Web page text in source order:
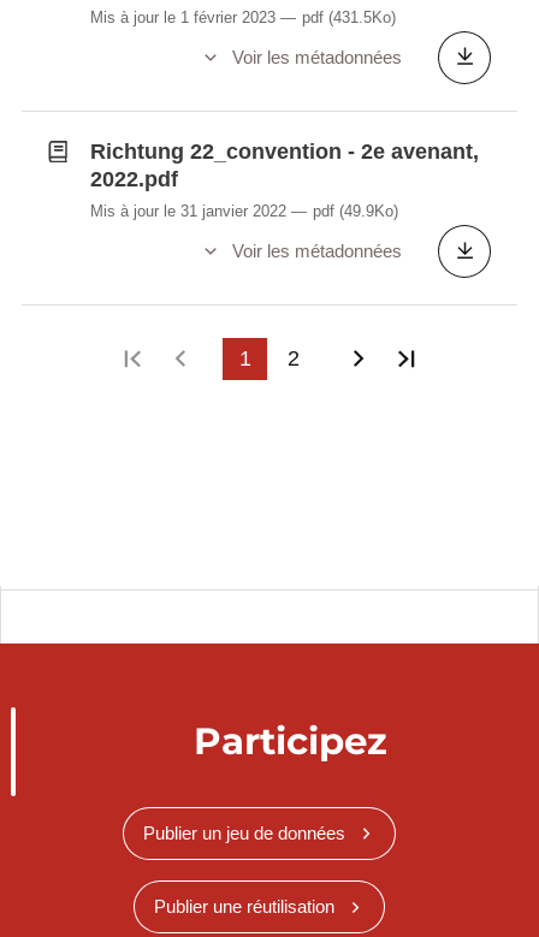
Mis à jour le 1 février 2023 pdf (431.5Ko)
Voir les métadonnées
Richtung 22_convention - 2e avenant,
2022.pdf
Mis à jour le 31 janvier 2022 pdf (49.9Ko)
Voir les métadonnées
Première page
Page précédente
1 2 Page suivante
Participez
Publier un jeu de données
Publier une réutilisation